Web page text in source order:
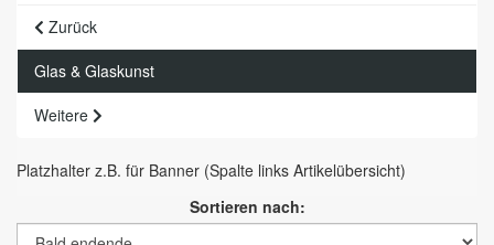
Zurück
Glas & Glaskunst
Weitere
Platzhalter z.B. für Banner (Spalte links Artikelübersicht)
Sortieren nach: